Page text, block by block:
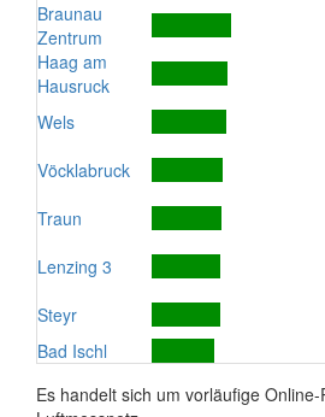
Braunau
Zentrum
Haag am
Hausruck
Wels
Vöcklabruck
Traun
Lenzing 3
Steyr
Bad Ischl
Es handelt sich um vorläufige